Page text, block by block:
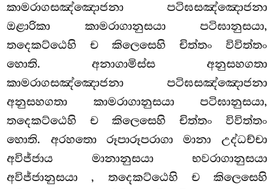
කාමරාගසඤ්ඤොජනා පටිඝසඤ්ඤොජනා
ඔළාරිකා කාමරාගානුසයා පටිඝානුසයා,
තදෙකට්ඨෙහිච කිලෙසෙහි චිත්තං විවිත්තං
හොති. අනාගාමිස්ස අනුසහගතා
කාමරාගසඤ්ඤොජනා පටිඝසඤ්ඤොජනා
අනුසහගතා කාමරාගානුසයා පටිඝානුසයා,
තදෙකට්ඨෙහි ච කිලෙසෙහි චිත්තං විවිත්තං
හොති. අරහතො රූපාරූපරාගා මානා උද්ධච්චා
අවිජ්ජාය මානානුසයා භවරාගානුසයා
අවිජ්ජානුසයා, තදෙකට්ඨෙහි ච කිලෙසෙහි